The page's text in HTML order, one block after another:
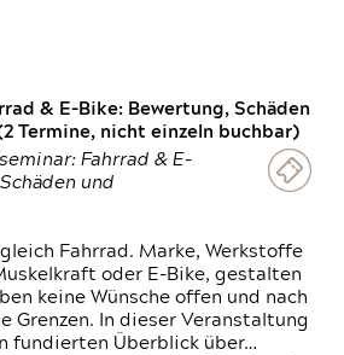
& E-Bike: Bewertung, Schäden
Termine, nicht einzeln buchbar)
Fahrrad & E-
und
Fahrrad. Marke, Werkstoffe
oder E-Bike, gestalten
keine Wünsche offen und nach
Grenzen. In dieser Veranstaltung
fundierten Überblick über…